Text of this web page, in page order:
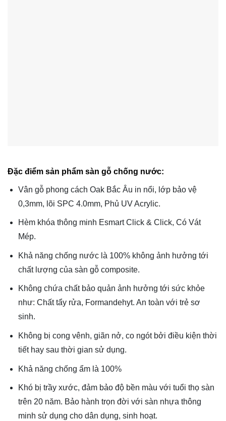
Đặc điểm sản phẩm sàn gỗ chống nước:
Vân gỗ phong cách Oak Bắc Âu in nổi, lớp bảo vệ
0,3mm, lõi SPC 4.0mm, Phủ UV Acrylic.
Hèm khóa thông minh Esmart Click & Click, Có Vát
Mép.
Khả năng chống nước là 100% không ảnh hưởng tới
chất lượng của sàn gỗ composite.
Không chứa chất bảo quản ảnh hưởng tới sức khỏe
như: Chất tẩy rửa, Formandehyt. An toàn với trẻ sơ
sinh.
Không bị cong vênh, giãn nở, co ngót bởi điều kiện thời
tiết hay sau thời gian sử dụng.
Khả năng chống ẩm là 100%
Khó bị trầy xước, đảm bảo độ bền màu với tuổi thọ sàn
trên 20 năm. Bảo hành trọn đời với sàn nhựa thông
minh sử dụng cho dân dụng, sinh hoạt.